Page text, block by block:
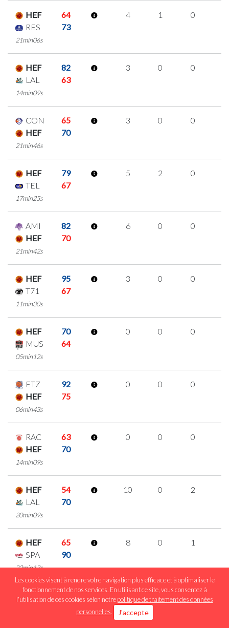
HEF
64
RES
73
21min06s
4 1 0
HEF
82
LAL
63
14min09s
3 0 0
CON
65
HEF
70
21min46s
3 0 0
HEF
79
TEL
67
17min25s
5 2 0
AMI
82
HEF
70
21min42s
6 0 0
HEF
95
T71
67
11min30s
3 0 0
HEF
70
MUS
64
05min12s
0 0 0
ETZ
92
HEF
75
06min43s
0 0 0
RAC
63
HEF
70
14min09s
0 0 0
HEF
54
LAL
70
20min09s
10 0 2
HEF
65
SPA
90
23min13s
8 0 1
RES
89
0 0 0
Les cookies visent à rendre votre navigation plus efficace et à optimaliser le
fonctionnement de nos services. En utilisant ce site, vous consentez à
l'utilisation de ces cookies selon notrepolitique de traitement des données
personnelles. J'accepte